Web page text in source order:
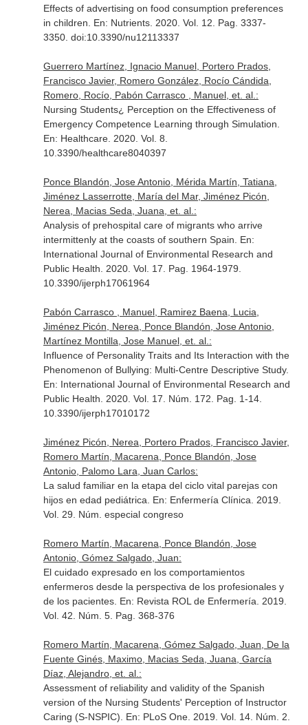
Effects of advertising on food consumption preferences
in children. En: Nutrients. 2020. Vol. 12. Pag. 3337-
3350. doi:10.3390/nu12113337
Guerrero Martínez, Ignacio Manuel, Portero Prados,
Francisco Javier, Romero González, Rocío Cándida,
Romero, Rocío, Pabón Carrasco , Manuel, et. al.:
Nursing Students¿ Perception on the Effectiveness of
Emergency Competence Learning through Simulation.
En: Healthcare. 2020. Vol. 8.
10.3390/healthcare8040397
Ponce Blandón, Jose Antonio, Mérida Martín, Tatiana,
Jiménez Lasserrotte, María del Mar, Jiménez Picón,
Nerea, Macias Seda, Juana, et. al.:
Analysis of prehospital care of migrants who arrive
intermittenly at the coasts of southern Spain. En:
International Journal of Environmental Research and
Public Health . 2020. Vol. 17. Pag. 1964-1979.
10.3390/ijerph17061964
Pabón Carrasco , Manuel, Ramirez Baena, Lucia,
Jiménez Picón, Nerea, Ponce Blandón, Jose Antonio,
Martínez Montilla, Jose Manuel, et. al.:
Influence of Personality Traits and Its Interaction with the
Phenomenon of Bullying: Multi-Centre Descriptive Study.
En: International Journal of Environmental Research and
Public Health . 2020. Vol. 17. Núm. 172. Pag. 1-14.
10.3390/ijerph17010172
Jiménez Picón, Nerea, Portero Prados, Francisco Javier,
Romero Martín, Macarena, Ponce Blandón, Jose
Antonio, Palomo Lara, Juan Carlos:
La salud familiar en la etapa del ciclo vital parejas con
hijos en edad pediátrica. En: Enfermería Clínica . 2019.
Vol. 29. Núm. especial congreso
Romero Martín, Macarena, Ponce Blandón, Jose
Antonio, Gómez Salgado, Juan:
El cuidado expresado en los comportamientos
enfermeros desde la perspectiva de los profesionales y
de los pacientes. En: Revista ROL de Enfermería . 2019.
Vol. 42. Núm. 5. Pag. 368-376
Romero Martín, Macarena, Gómez Salgado, Juan, De la
Fuente Ginés, Maximo, Macias Seda, Juana, García
Díaz, Alejandro, et. al.:
Assessment of reliability and validity of the Spanish
version of the Nursing Students' Perception of Instructor
Caring (S-NSPIC). En: PLoS One. 2019. Vol. 14. Núm. 2.